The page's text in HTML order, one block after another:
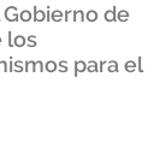
de
los
para el